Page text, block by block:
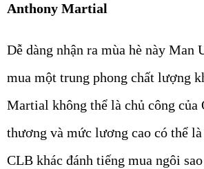
Anthony Martial
Dễ dàng nhận ra mùa hè này Man
mua một trung phong chất lượng
Martial không thể là chủ công của
thương và mức lương cao có thể là
CLB khác đánh tiếng mua ngôi